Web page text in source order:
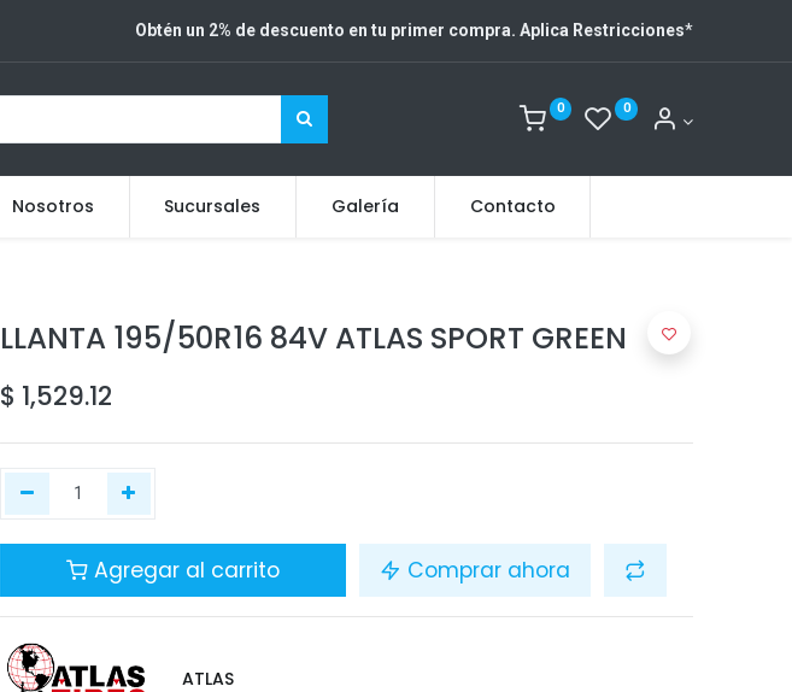
Obtén un 2% de descuento en tu primer compra. Aplica Restricciones*
0 0
Nosotros Sucursales Galería Contacto
LLANTA 195/50R16 84V ATLAS SPORT GREEN
$ 1,529.12
Agregar al carrito Comprar ahora
ATLAS